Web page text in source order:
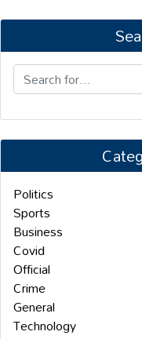
Politics
Sports
Business
Covid
Official
Crime
General
Technology